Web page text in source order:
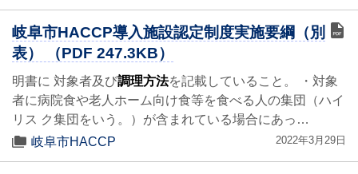
岐阜市HACCP導入施設認定制度実施要綱（別
表） （PDF 247.3KB）
明書に 対象者及び調理方法を記載していること。 ・対象
者に病院食や老人ホーム向け食等を食べる人の集団（ハイ
リス ク集団をいう。）が含まれている場合にあっ…
岐阜市HACCP
2022年3月29日